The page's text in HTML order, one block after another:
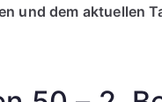
und dem aktuellen